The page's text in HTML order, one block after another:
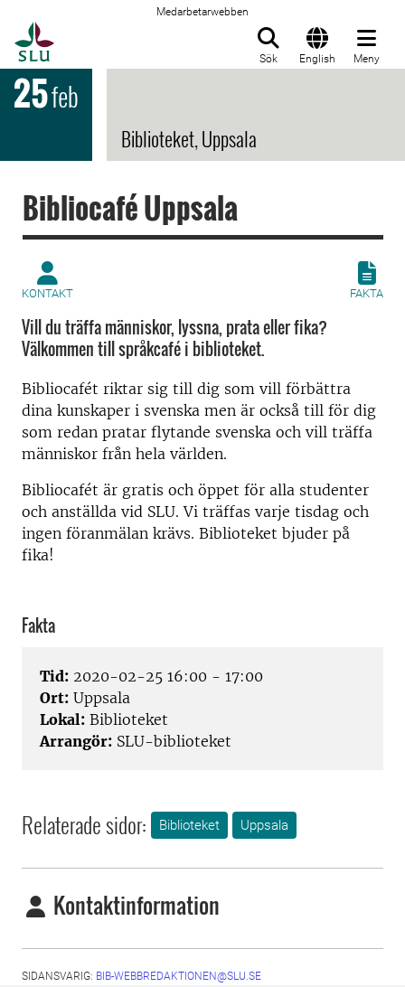
Medarbetarwebben
Sök English Meny
25feb
Biblioteket, Uppsala
Bibliocafé Uppsala
KONTAKT FAKTA
Vill du träffa människor, lyssna, prata eller fika?
Välkommen till språkcafé i biblioteket.
Bibliocafét riktar sig till dig som vill förbättra
dina kunskaper i svenska men är också till för dig
som redan pratar flytande svenska och vill träffa
människor från hela världen.
Bibliocafét är gratis och öppet för alla studenter
och anställda vid SLU. Vi träffas varje tisdag och
ingen föranmälan krävs. Biblioteket bjuder på
fika!
Fakta
Tid: 2020-02-25 16:00 - 17:00
Ort: Uppsala
Lokal: Biblioteket
Arrangör: SLU-biblioteket
Relaterade sidor: Biblioteket Uppsala
Kontaktinformation
SIDANSVARIG: BIB-WEBBREDAKTIONEN@SLU.SE